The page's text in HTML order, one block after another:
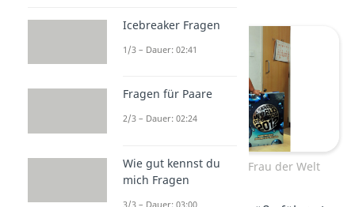
Jyoti Amge – Kleinste Frau der Welt
Icebreaker Fragen
1/3 – Dauer: 02:41
Fragen für Paare
2/3 – Dauer: 02:24
Wie gut kennst du
mich Fragen
3/3 – Dauer: 03:00